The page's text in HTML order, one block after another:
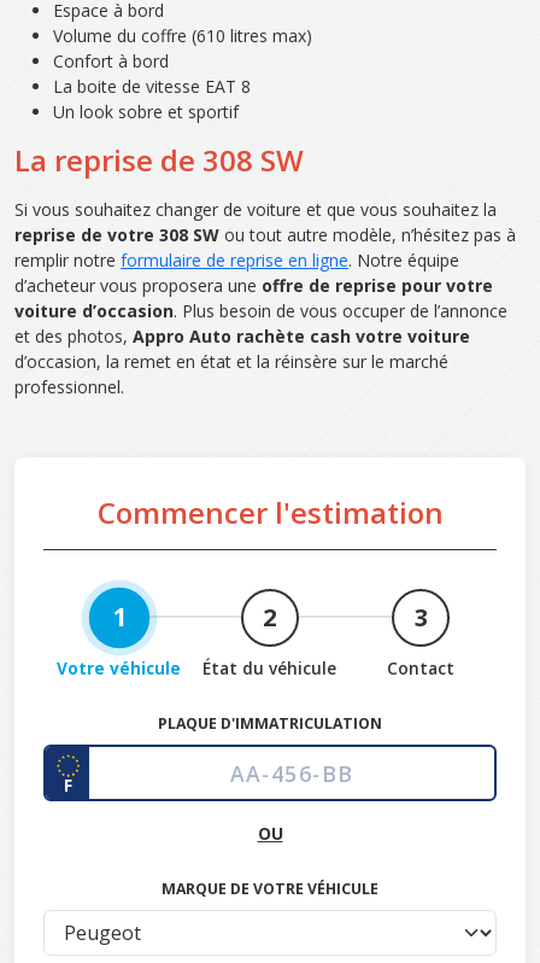
Espace à bord
Volume du coffre (610 litres max)
Confort à bord
La boite de vitesse EAT 8
Un look sobre et sportif
La reprise de 308 SW
Si vous souhaitez changer de voiture et que vous souhaitez la
reprise de votre 308 SW ou tout autre modèle, n’hésitez pas à
remplir notre formulaire de reprise en ligne. Notre équipe
d’acheteur vous proposera une offre de reprise pour votre
voiture d’occasion. Plus besoin de vous occuper de l’annonce
et des photos, Appro Auto rachète cash votre voiture
d’occasion, la remet en état et la réinsère sur le marché
professionnel.
Commencer l'estimation
1
Votre véhicule
2
État du véhicule
3
Contact
PLAQUE D'IMMATRICULATION
F
OU
MARQUE DE VOTRE VÉHICULE